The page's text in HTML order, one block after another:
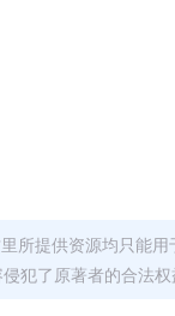
所提供资源均只能
犯了原著者的合法权